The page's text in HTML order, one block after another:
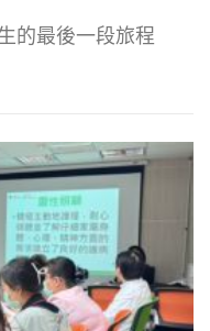
的最後一段旅程